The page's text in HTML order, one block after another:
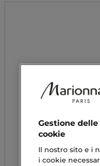
Gestione
cookie
Il nostro sito e i
i cookie